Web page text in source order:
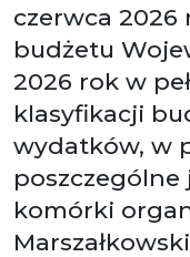
czerwca
budżetu
2026 rok w
klasyfikacji
wydatków, w
komórki